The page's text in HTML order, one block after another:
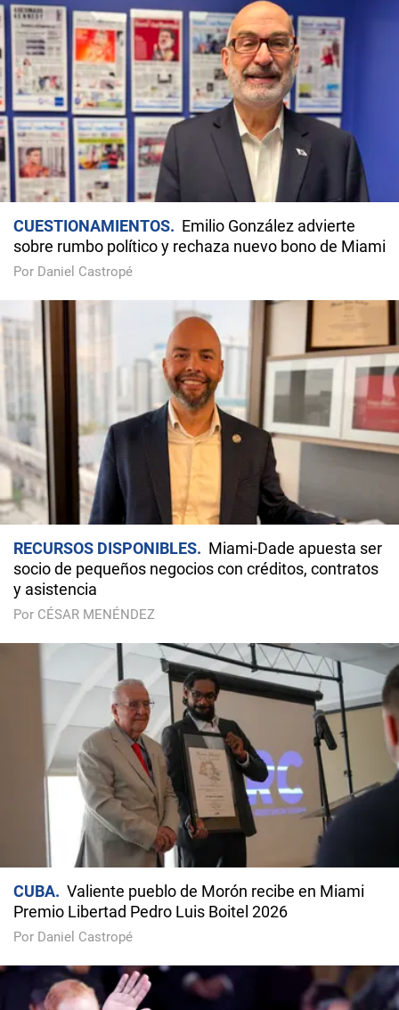
CUESTIONAMIENTOS
Emilio González advierte
sobre rumbo político y rechaza nuevo bono de Miami
Por Daniel Castropé
RECURSOS DISPONIBLES
Miami-Dade apuesta ser
socio de pequeños negocios con créditos, contratos
y asistencia
Por CÉSAR MENÉNDEZ
CUBA
Valiente pueblo de Morón recibe en Miami
Premio Libertad Pedro Luis Boitel 2026
Por Daniel Castropé